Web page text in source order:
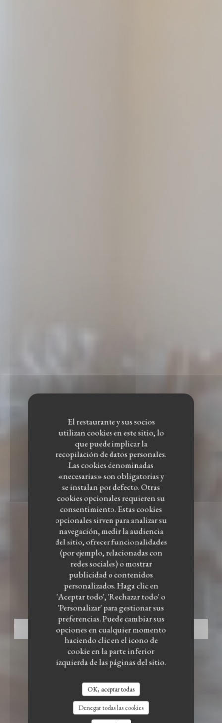
El restaurante y sus socios
utilizan cookies en este sitio, lo
que puede implicar la
recopilación de datos personales.
Las cookies denominadas
«necesarias» son obligatorias y
se instalan por defecto. Otras
cookies opcionales requieren su
consentimiento. Estas cookies
opcionales sirven para analizar su
navegación, medir la audiencia
del sitio, ofrecer funcionalidades
(por ejemplo, relacionadas con
redes sociales) o mostrar
publicidad o contenidos
personalizados. Haga clic en
'Aceptar todo', 'Rechazar todo' o
'Personalizar' para gestionar sus
preferencias. Puede cambiar sus
opciones en cualquier momento
haciendo clic en el icono de
cookie en la parte inferior
izquierda de las páginas del sitio.
OK, aceptar todas
Denegar todas las cookies
RESTAURANT BISTRONOMIQUE• ENNEVELIN
Le Bistrot du Witloof
RESERVAR UNA MESA
LE BISTROT DU WITLOOF